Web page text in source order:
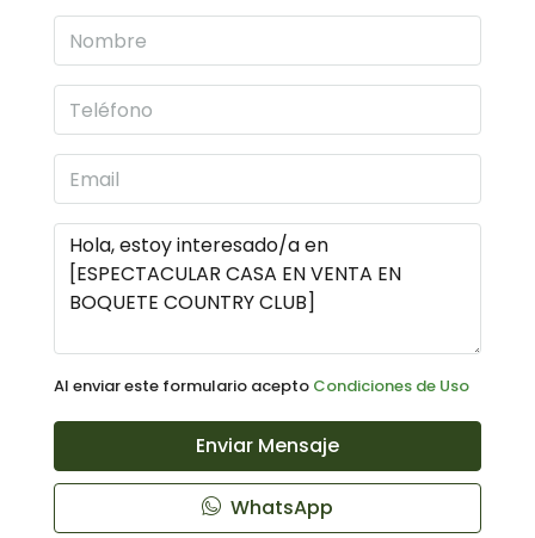
Al enviar este formulario acepto Condiciones de Uso
Enviar Mensaje
WhatsApp